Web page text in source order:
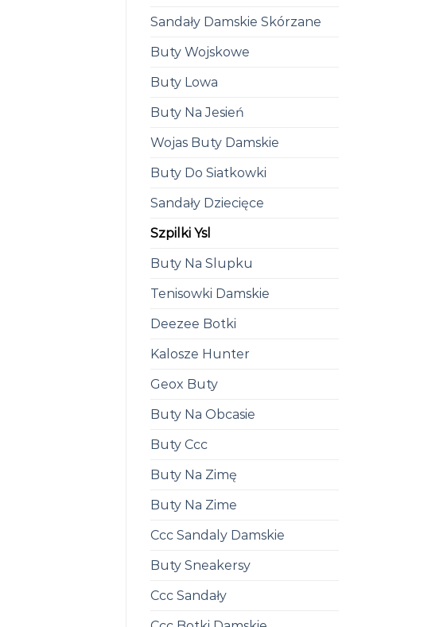
Sandały Damskie Skórzane
Buty Wojskowe
Buty Lowa
Buty Na Jesień
Wojas Buty Damskie
Buty Do Siatkowki
Sandały Dziecięce
Szpilki Ysl
Buty Na Slupku
Tenisowki Damskie
Deezee Botki
Kalosze Hunter
Geox Buty
Buty Na Obcasie
Buty Ccc
Buty Na Zimę
Buty Na Zime
Ccc Sandaly Damskie
Buty Sneakersy
Ccc Sandały